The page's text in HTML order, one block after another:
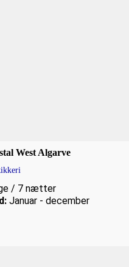
West Algarve
/ 7 nætter
Januar - december